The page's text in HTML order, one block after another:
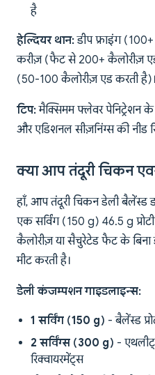
है
हेल्दियर थान:डीप फ्राइंग
करीज़ (फैट से 200+ कैलोरीज़
(50-100 कैलोरीज़ एड करती है)।
टिप:मैक्सिमम फ्लेवर पेनिट्रेशन
और एडिशनल सीज़निंग्स की नीड
क्या आप तंदूरी चिकन
हाँ, आप तंदूरी चिकन डेली बैलेंस्ड
एक सर्विंग (150 g) 46.5 g
कैलोरीज़ या सैचुरेटेड फैट के बिना
मीट करती है।
डेली कंजम्पशन गाइडलाइन्स:
1 सर्विंग (150 g) - बैलेंस्ड
2 सर्विंग्स (300 g) -
रिक्वायरमेंट्स